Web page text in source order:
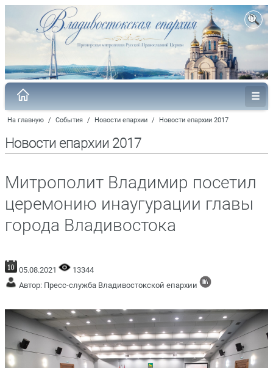
На главную / События / Новости епархии / Новости епархии 2017
Новости епархии 2017
Митрополит Владимир посетил
церемонию инаугурации главы
города Владивостока
05.08.2021
13344
Автор: Пресс-служба Владивостокской епархии